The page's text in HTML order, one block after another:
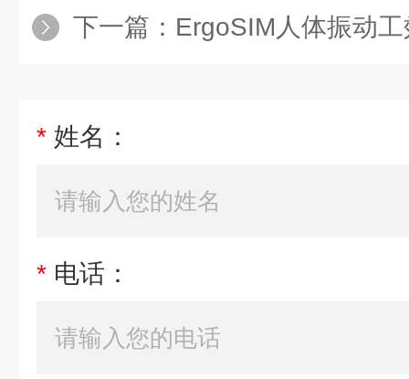
下一篇： ErgoSIM人体振动
* 姓名：
* 电话：